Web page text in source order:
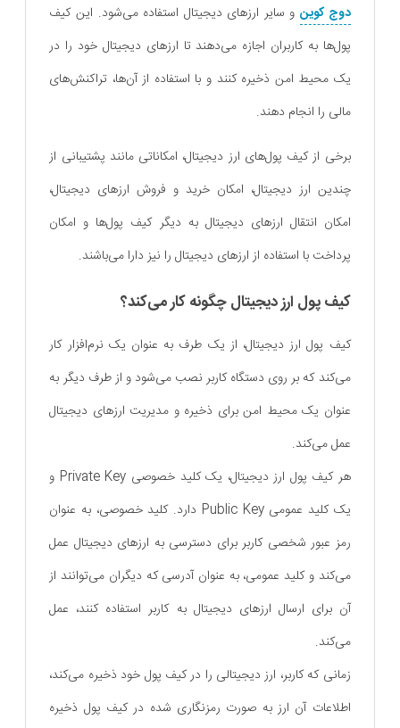
دوج کوین و سایر ارزهای دیجیتال استفاده می‌شود. این کیف
پول‌ها به کاربران اجازه می‌دهند تا ارزهای دیجیتال خود را در
یک محیط امن ذخیره کنند و با استفاده از آن‌ها، تراکنش‌های
مالی را انجام دهند.
برخی از کیف پول‌های ارز دیجیتال، امکاناتی مانند پشتیبانی از
چندین ارز دیجیتال، امکان خرید و فروش ارزهای دیجیتال،
امکان انتقال ارزهای دیجیتال به دیگر کیف پول‌ها و امکان
پرداخت با استفاده از ارزهای دیجیتال را نیز دارا می‌باشند.
کیف پول ارز دیجیتال چگونه کار می‌کند؟
کیف پول ارز دیجیتال، از یک طرف به عنوان یک نرم‌افزار کار
می‌کند که بر روی دستگاه کاربر نصب می‌شود و از طرف دیگر به
عنوان یک محیط امن برای ذخیره و مدیریت ارزهای دیجیتال
عمل می‌کند.
هر کیف پول ارز دیجیتال، یک کلید خصوصی Private Key و
یک کلید عمومی Public Key دارد. کلید خصوصی، به عنوان
رمز عبور شخصی کاربر برای دسترسی به ارزهای دیجیتال عمل
می‌کند و کلید عمومی، به عنوان آدرسی که دیگران می‌توانند از
آن برای ارسال ارزهای دیجیتال به کاربر استفاده کنند، عمل
می‌کند.
زمانی که کاربر، ارز دیجیتالی را در کیف پول خود ذخیره می‌کند،
اطلاعات آن ارز به صورت رمزنگاری شده در کیف پول ذخیره